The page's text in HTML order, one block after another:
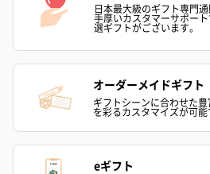
日本最大級のギフト専門
手厚いカスタマーサポー
選ギフトがございます。
オーダーメイドギフト
ギフトシーンに合わせた
を彩るカスタマイズが可能
eギフト